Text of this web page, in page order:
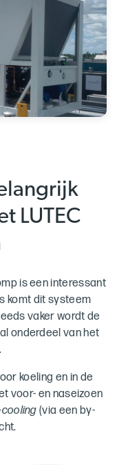
LUTEC
is een interessant
komt dit systeem
vaker wordt de
onderdeel van het
koeling en in de
voor- en naseizoen
(via een by-